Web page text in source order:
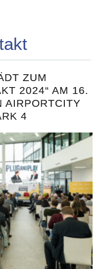
ZUM
2024“ AM 16.
AIRPORTCITY
4